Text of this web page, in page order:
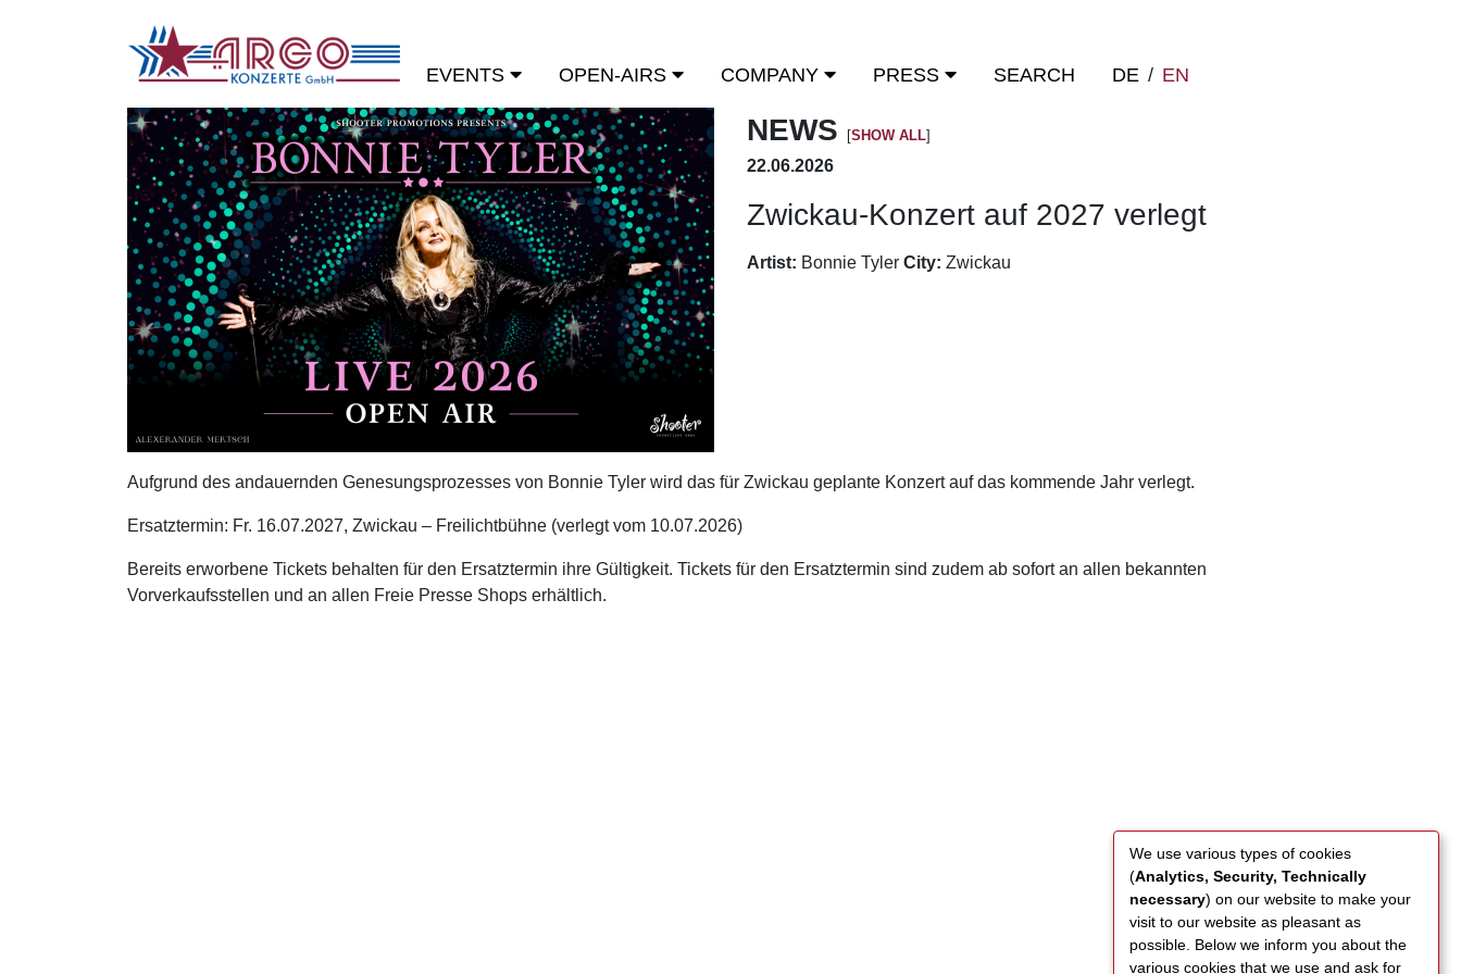
EVENTS OPEN-AIRS COMPANY PRESS SEARCH DE / EN
NEWS [SHOW ALL]
22.06.2026
Zwickau-Konzert auf 2027 verlegt
Artist: Bonnie Tyler City: Zwickau
Aufgrund des andauernden Genesungsprozesses von Bonnie Tyler wird das für Zwickau geplante Konzert auf das kommende Jahr verlegt.
Ersatztermin: Fr. 16.07.2027, Zwickau – Freilichtbühne (verlegt vom 10.07.2026)
Bereits erworbene Tickets behalten für den Ersatztermin ihre Gültigkeit. Tickets für den Ersatztermin sind zudem ab sofort an allen bekannten
Vorverkaufsstellen und an allen Freie Presse Shops erhältlich.
We use various types of cookies
(Analytics, Security, Technically
necessary) on our website to make your
visit to our website as pleasant as
possible. Below we inform you about the
various cookies that we use and ask for